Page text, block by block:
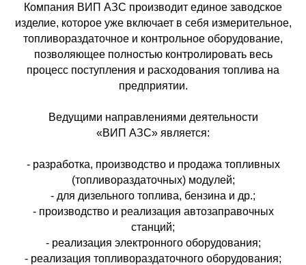
Компания ВИП АЗС производит единое заводское
изделие, которое уже включает в себя измерительное,
топливораздаточное и контрольное оборудование,
позволяющее полностью контролировать весь
процесс поступления и расходования топлива на
предприятии.
Ведущими направлениями деятельности
«ВИП АЗС» является:
- разработка, производство и продажа топливных
(топливораздаточных) модулей;
- для дизельного топлива, бензина и др.;
- производство и реализация автозаправочных
станций;
- реализация электронного оборудования;
- реализация топливораздаточного оборудования;